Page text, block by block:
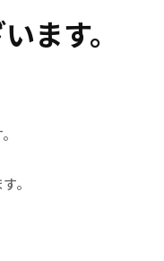
ます。
。